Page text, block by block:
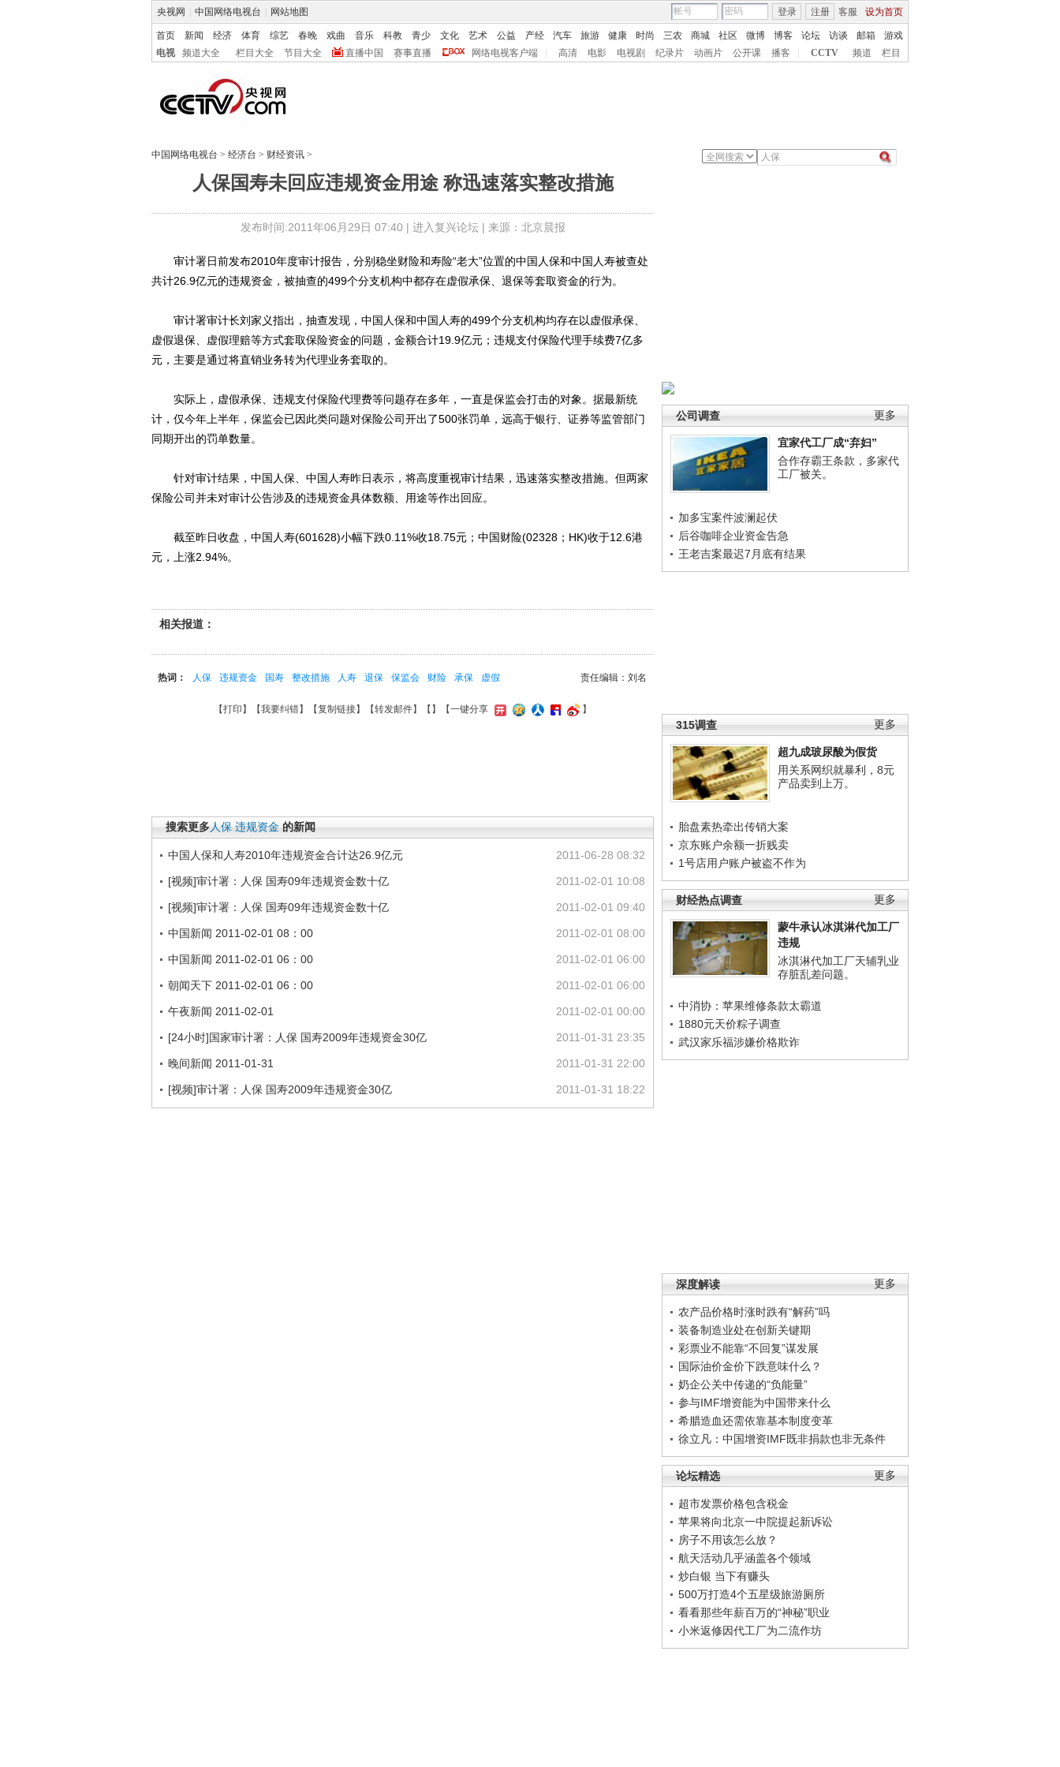
央视网 中国网络电视台 网站地图 客服 设为首页
登录 注册
首页 新闻 经济 体育 综艺 春晚 戏曲 音乐 科教 青少 文化 艺术 公益 产经 汽车 旅游 健康 时尚 三农 商城 社区 微博 博客 论坛 访谈 邮箱
游戏
电视
频道大全 栏目大全 节目大全 直播中国 赛事直播 网络电视客户端 高清 电影 电视剧 纪录片 动画片 公开课 播客 CCTV 频道 栏目
中国网络电视台 > 经济台 > 财经资讯 >
人保国寿未回应违规资金用途 称迅速落实整改措施
发布时间:2011年06月29日 07:40 | 进入复兴论坛| 来源：北京晨报
更多
公司调查
宜家代工厂成“弃妇”
合作存霸王条款，多家代
工厂被关。
加多宝案件波澜起伏
后谷咖啡企业资金告急
王老吉案最迟7月底有结果
更多
315调查
超九成玻尿酸为假货
用关系网织就暴利，8元
产品卖到上万。
胎盘素热牵出传销大案
京东账户余额一折贱卖
1号店用户账户被盗不作为
更多
财经热点调查
蒙牛承认冰淇淋代加工厂
违规
冰淇淋代加工厂天辅乳业
存脏乱差问题。
中消协：苹果维修条款太霸道
1880元天价粽子调查
武汉家乐福涉嫌价格欺诈
更多
深度解读
农产品价格时涨时跌有“解药”吗
装备制造业处在创新关键期
彩票业不能靠“不回复”谋发展
国际油价金价下跌意味什么？
奶企公关中传递的“负能量”
参与IMF增资能为中国带来什么
希腊造血还需依靠基本制度变革
徐立凡：中国增资IMF既非捐款也非无条件
更多
论坛精选
超市发票价格包含税金
苹果将向北京一中院提起新诉讼
房子不用该怎么放？
航天活动几乎涵盖各个领域
炒白银 当下有赚头
500万打造4个五星级旅游厕所
看看那些年薪百万的“神秘”职业
小米返修因代工厂为二流作坊
审计署日前发布2010年度审计报告，分别稳坐财险和寿险“老大”位置的中国人保和中国人寿被查处
共计26.9亿元的违规资金，被抽查的499个分支机构中都存在虚假承保、退保等套取资金的行为。
审计署审计长刘家义指出，抽查发现，中国人保和中国人寿的499个分支机构均存在以虚假承保、
虚假退保、虚假理赔等方式套取保险资金的问题，金额合计19.9亿元；违规支付保险代理手续费7亿多
元，主要是通过将直销业务转为代理业务套取的。
实际上，虚假承保、违规支付保险代理费等问题存在多年，一直是保监会打击的对象。据最新统
计，仅今年上半年，保监会已因此类问题对保险公司开出了500张罚单，远高于银行、证券等监管部门
同期开出的罚单数量。
针对审计结果，中国人保、中国人寿昨日表示，将高度重视审计结果，迅速落实整改措施。但两家
保险公司并未对审计公告涉及的违规资金具体数额、用途等作出回应。
截至昨日收盘，中国人寿(601628)小幅下跌0.11%收18.75元；中国财险(02328；HK)收于12.6港
元，上涨2.94%。
相关报道：
责任编辑：刘名
热词： 人保 违规资金 国寿 整改措施 人寿 退保 保监会 财险 承保 虚假
【打印 】【我要纠错】【复制链接】【转发邮件】【 】 【一键分享 】
搜索更多人保 违规资金 的新闻
2011-06-28 08:32
中国人保和人寿2010年违规资金合计达26.9亿元
2011-02-01 10:08
[视频]审计署：人保 国寿09年违规资金数十亿
2011-02-01 09:40
[视频]审计署：人保 国寿09年违规资金数十亿
2011-02-01 08:00
中国新闻 2011-02-01 08：00
2011-02-01 06:00
中国新闻 2011-02-01 06：00
2011-02-01 06:00
朝闻天下 2011-02-01 06：00
2011-02-01 00:00
午夜新闻 2011-02-01
2011-01-31 23:35
[24小时]国家审计署：人保 国寿2009年违规资金30亿
2011-01-31 22:00
晚间新闻 2011-01-31
2011-01-31 18:22
[视频]审计署：人保 国寿2009年违规资金30亿